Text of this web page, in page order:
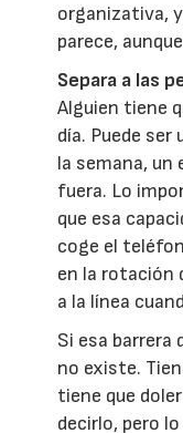
organizativa,
parece,
Separa a las
Alguien tiene
día. Puede ser
la semana, un
fuera. Lo
que esa
coge el
en la rotación
a la línea
Si esa barrera
no existe.
tiene que
decirlo, pero